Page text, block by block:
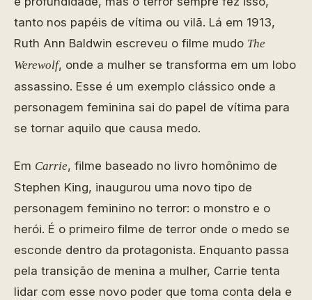
tanto nos papéis de vítima ou vilã. Lá em 1913,
Ruth Ann Baldwin escreveu o filme mudo The
Werewolf, onde a mulher se transforma em um lobo
assassino. Esse é um exemplo clássico onde a
personagem feminina sai do papel de vítima para
se tornar aquilo que causa medo.
Em Carrie, filme baseado no livro homônimo de
Stephen King, inaugurou uma novo tipo de
personagem feminino no terror: o monstro e o
herói. É o primeiro filme de terror onde o medo se
esconde dentro da protagonista. Enquanto passa
pela transição de menina a mulher, Carrie tenta
lidar com esse novo poder que toma conta dela e